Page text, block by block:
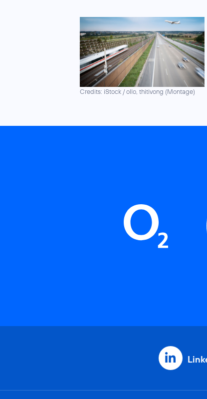
Credits: iStock / ollo, thitivong (Montage)